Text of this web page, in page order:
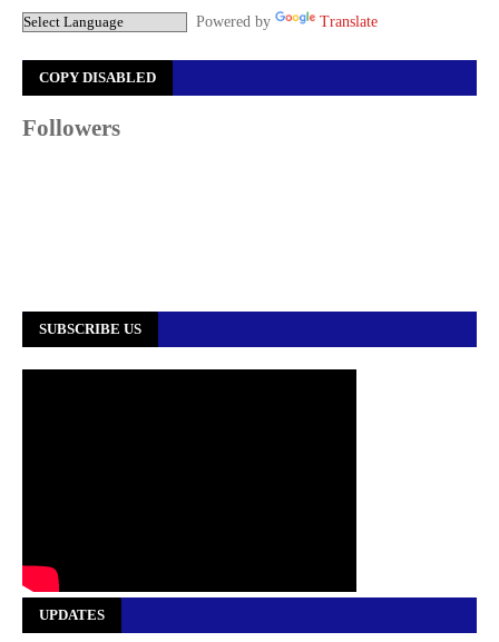
Powered by Translate
COPY DISABLED
Followers
SUBSCRIBE US
UPDATES